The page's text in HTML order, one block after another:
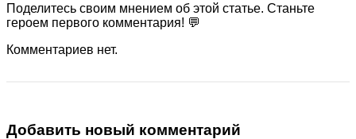
Поделитесь своим мнением об этой статье. Станьте
героем первого комментария! 💬
Комментариев нет.
Добавить новый комментарий